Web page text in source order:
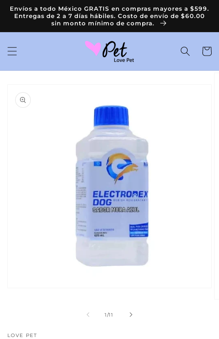
directamente
al contenido
Envíos a todo México GRATIS en compras mayores a $599.
Entregas de 2 a 7 días hábiles. Costo de envío de $60.00
sin monto mínimo de compra.
Carrito
directamente
del producto
ventana
1/
de11
LOVE PET